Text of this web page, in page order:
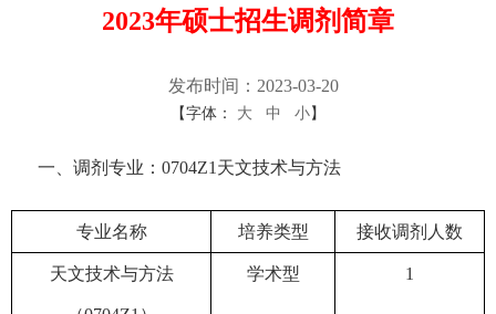
2023年硕士招生调剂简章
发布时间：2023-03-20
【字体： 大 中 小】
一、调剂专业： 0704Z1 天文技术与方法
专业名称 培养类型 接收调剂人数
天文技术与方法 学术型 1